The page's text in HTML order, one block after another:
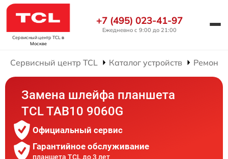
Сервисный центр TCL в
Москве
+7 (495) 023-41-97
Ежедневно с 9:00 до 21:00
Сервисный центр TCL Каталог устройств Ремонт
Замена шлейфа планшета
TCL TAB10 9060G
Официальный сервис
Гарантийное обслуживание
планшета TCL до 3 лет